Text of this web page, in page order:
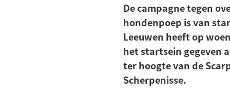
De campagne tegen
hondenpoep is van
Leeuwen heeft op
het startsein gegeven
ter hoogte van de
Scherpenisse.